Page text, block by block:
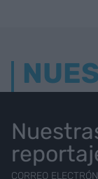
CORREO